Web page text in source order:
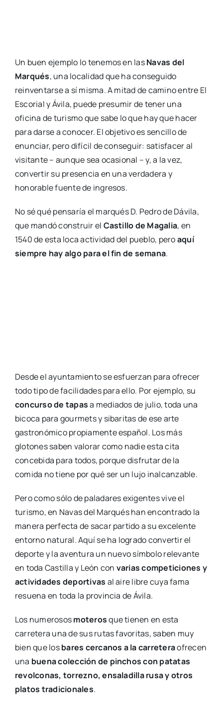
Un buen ejemplo lo tenemos en lasNavas del
Marqués, una localidad que ha conseguido
reinventarse a sí misma. A mitad de camino entre El
Escorial y Ávila, puede presumir de tener una
oficina de turismo que sabe lo que hay que hacer
para darse a conocer. El objetivo es sencillo de
enunciar, pero difícil de conseguir: satisfacer al
visitante – aunque sea ocasional – y, a la vez,
convertir su presencia en una verdadera y
honorable fuente de ingresos.
No sé qué pensaría el marqués D. Pedro de Dávila,
que mandó construir el Castillo de Magalia, en
1540 de esta loca actividad del pueblo, peroaquí
siempre hay algo para el fin de semana.
Desde el ayuntamiento se esfuerzan para ofrecer
todo tipo de facilidades para ello. Por ejemplo, su
concurso de tapasa mediados de julio, toda una
bicoca para gourmets y sibaritas de ese arte
gastronómico propiamente español. Los más
glotones saben valorar como nadie esta cita
concebida para todos, porque disfrutar de la
comida no tiene por qué ser un lujo inalcanzable.
Pero como sólo de paladares exigentes vive el
turismo, en Navas del Marqués han encontrado la
manera perfecta de sacar partido a su excelente
entorno natural. Aquí se ha logrado convertir el
deporte y la aventura un nuevo símbolo relevante
en toda Castilla y León con varias competiciones y
actividades deportivas al aire libre cuya fama
resuena en toda la provincia de Ávila.
Los numerososmoterosque tienen en esta
carretera una de sus rutas favoritas, saben muy
bien que losbares cercanos a la carreteraofrecen
una buena colección de pinchos con patatas
revolconas, torrezno, ensaladilla rusa y otros
platos tradicionales.